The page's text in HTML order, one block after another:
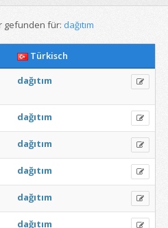
gefunden für: dağıtım
Türkisch
dağıtım
dağıtım
dağıtım
dağıtım
dağıtım
dağıtım